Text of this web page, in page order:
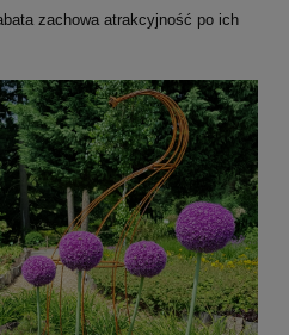
zachowa atrakcyjność po ich